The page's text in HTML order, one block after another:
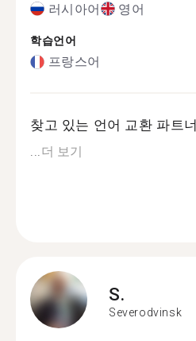
러시아어 영어
학습언어
프랑스어
찾고 있는 언어 교환 파트너
...더 보기
S.
Severodvinsk